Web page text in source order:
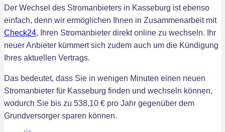
Der Wechsel des Stromanbieters in Kasseburg ist ebenso
einfach, denn wir ermöglichen Ihnen in Zusammenarbeit mit
Check24, Ihren Stromanbieter direkt online zu wechseln. Ihr
neuer Anbieter kümmert sich zudem auch um die Kündigung
Ihres aktuellen Vertrags.
Das bedeutet, dass Sie in wenigen Minuten einen neuen
Stromanbieter für Kasseburg finden und wechseln können,
wodurch Sie bis zu 538,10 € pro Jahr gegenüber dem
Grundversorger sparen können.